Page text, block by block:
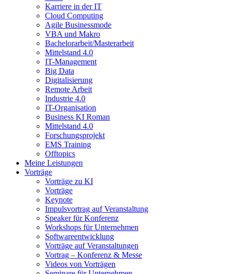
Karriere in der IT
Cloud Computing
Agile Businessmode
VBA und Makro
Bachelorarbeit/Masterarbeit
Mittelstand 4.0
IT-Management
Big Data
Digitalisierung
Remote Arbeit
Industrie 4.0
IT-Organisation
Business KI Roman
Mittelstand 4.0
Forschungsprojekt
EMS Training
Offtopics
Meine Leistungen
Vorträge
Vorträge zu KI
Vorträge
Keynote
Impulsvortrag auf Veranstaltung
Speaker für Konferenz
Workshops für Unternehmen
Softwareentwicklung
Vorträge auf Veranstaltungen
Vortrag – Konferenz & Messe
Videos von Vorträgen